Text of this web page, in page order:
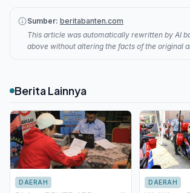
Sumber: beritabanten.com
This article was automatically rewritten by AI
above without altering the facts of the original
Berita Lainnya
DAERAH DAERAH